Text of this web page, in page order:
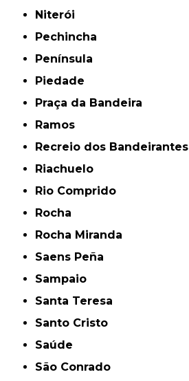
Niterói
Pechincha
Península
Piedade
Praça da Bandeira
Ramos
Recreio dos Bandeirantes
Riachuelo
Rio Comprido
Rocha
Rocha Miranda
Saens Peña
Sampaio
Santa Teresa
Santo Cristo
Saúde
São Conrado